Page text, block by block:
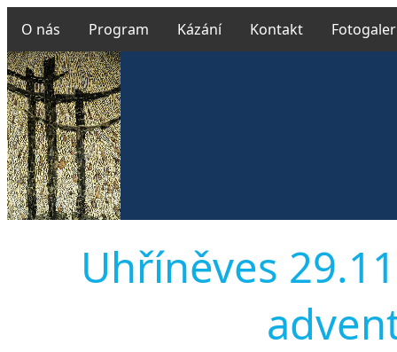
O nás Program Kázání Kontakt
Uhříněves